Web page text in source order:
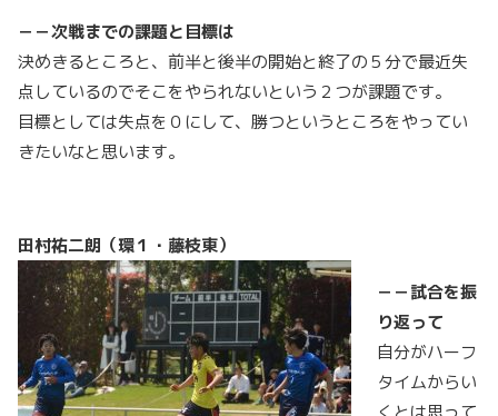
－－次戦までの課題と目標は
決めきるところと、前半と後半の開始と終了の５分で最近失
点しているのでそこをやられないという２つが課題です。
目標としては失点を０にして、勝つというところをやってい
きたいなと思います。
田村祐二朗（環１・藤枝東）
－－試合を振
り返って
自分がハーフ
タイムからい